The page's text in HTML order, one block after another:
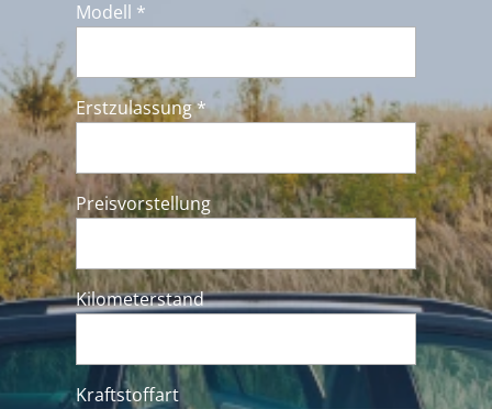
Modell *
Erstzulassung *
Preisvorstellung
Kilometerstand
Kraftstoffart